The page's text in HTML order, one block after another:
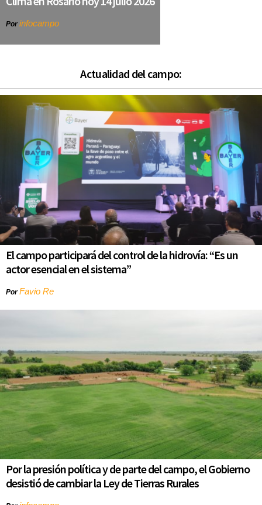
Por infocampo
Actualidad del campo:
El campo participará del control de la hidrovía: “Es un
actor esencial en el sistema”
PorFavio Re
Por la presión política y de parte del campo, el Gobierno
desistió de cambiar la Ley de Tierras Rurales